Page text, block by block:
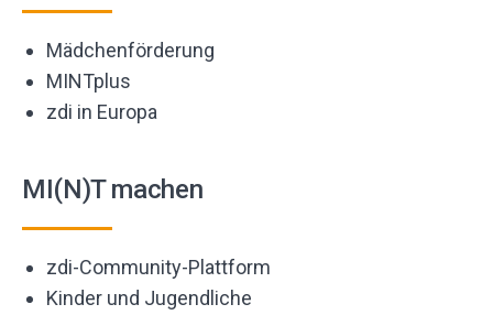
Mädchenförderung
MINTplus
zdi in Europa
MI(N)T machen
zdi-Community-Plattform
Kinder und Jugendliche